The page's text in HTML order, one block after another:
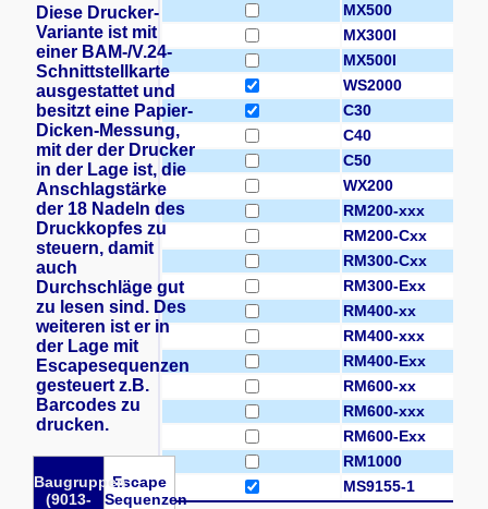
MX500
MX300I
MX500I
WS2000
C30
C40
C50
WX200
RM200-xxx
RM200-Cxx
RM300-Cxx
RM300-Exx
RM400-xx
RM400-xxx
RM400-Exx
RM600-xx
RM600-xxx
RM600-Exx
RM1000
MS9155-1
Diese Drucker-
Variante ist mit
einer BAM-/V.24-
Schnittstellkarte
ausgestattet und
besitzt eine Papier-
Dicken-Messung,
mit der der Drucker
in der Lage ist, die
Anschlagstärke
der 18 Nadeln des
Druckkopfes zu
steuern, damit
auch
Durchschläge gut
zu lesen sind. Des
weiteren ist er in
der Lage mit
Escapesequenzen
gesteuert z.B.
Barcodes zu
drucken.
Baugruppen
(9013-
Escape
Sequenzen